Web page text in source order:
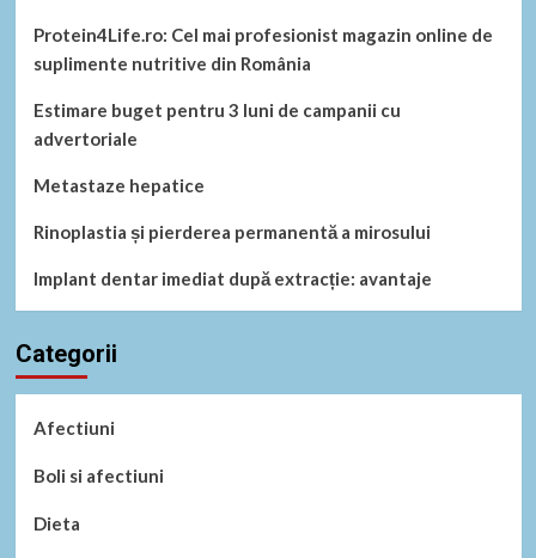
Protein4Life.ro: Cel mai profesionist magazin online de
suplimente nutritive din România
Estimare buget pentru 3 luni de campanii cu
advertoriale
Metastaze hepatice
Rinoplastia și pierderea permanentă a mirosului
Implant dentar imediat după extracție: avantaje
Categorii
Afectiuni
Boli si afectiuni
Dieta